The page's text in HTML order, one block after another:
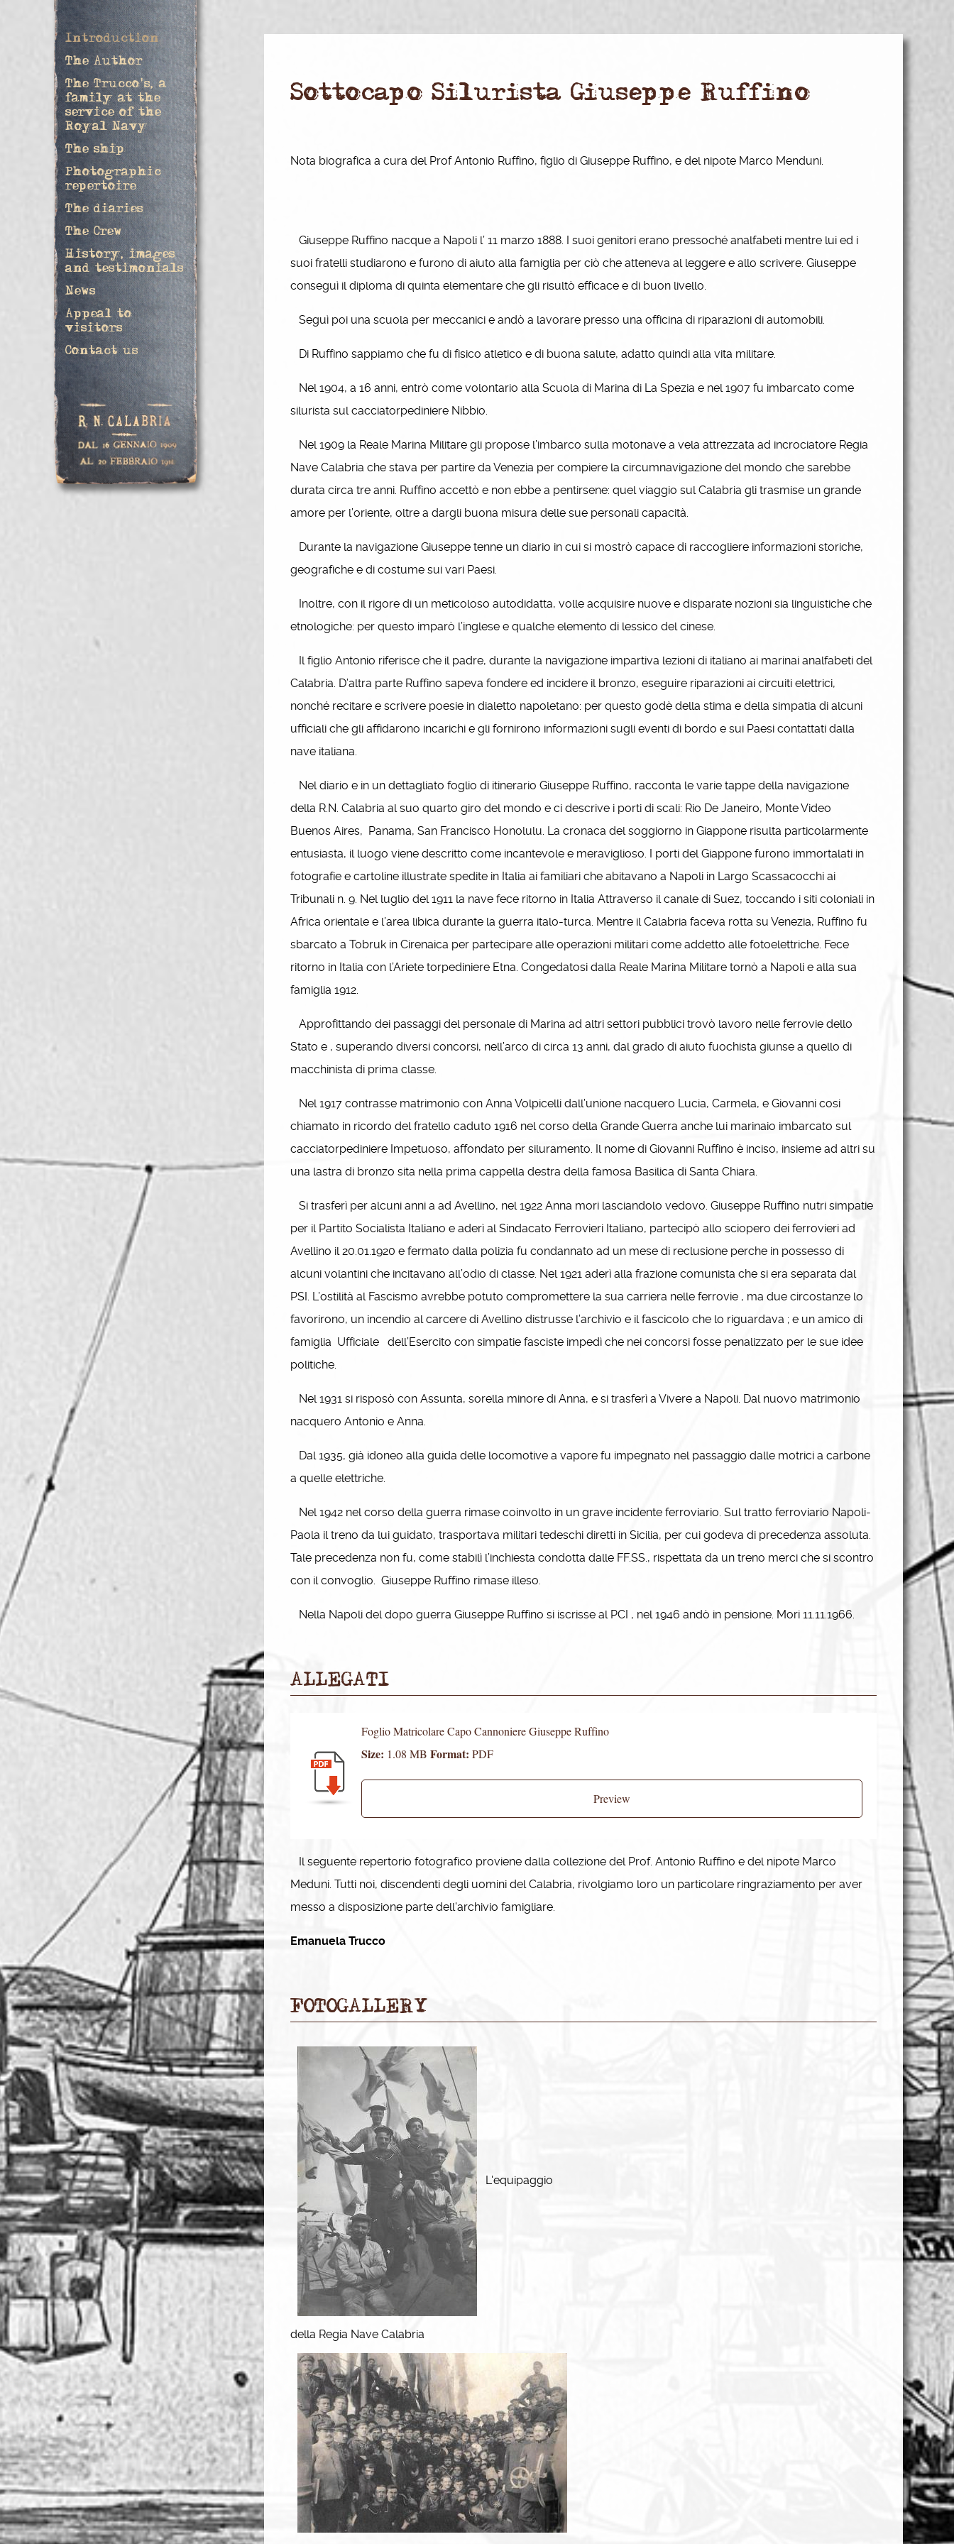
Introduction
The Author
The Trucco's, a
family at the
service of the
Royal Navy
The ship
Photographic
repertoire
The diaries
The Crew
History, images
and testimonials
News
Appeal to
visitors
Contact us
Sottocapo Silurista Giuseppe Ruffino
Nota biografica a cura del Prof Antonio Ruffino, figlio di Giuseppe Ruffino, e del nipote Marco Menduni.
Giuseppe Ruffino nacque a Napoli l’ 11 marzo 1888. I suoi genitori erano pressoché analfabeti mentre lui ed i
suoi fratelli studiarono e furono di aiuto alla famiglia per ciò che atteneva al leggere e allo scrivere. Giuseppe
conseguì il diploma di quinta elementare che gli risultò efficace e di buon livello.
Seguì poi una scuola per meccanici e andò a lavorare presso una officina di riparazioni di automobili.
Di Ruffino sappiamo che fu di fisico atletico e di buona salute, adatto quindi alla vita militare.
Nel 1904, a 16 anni, entrò come volontario alla Scuola di Marina di La Spezia e nel 1907 fu imbarcato come
silurista sul cacciatorpediniere Nibbio.
Nel 1909 la Reale Marina Militare gli propose l’imbarco sulla motonave a vela attrezzata ad incrociatore Regia
Nave Calabria che stava per partire da Venezia per compiere la circumnavigazione del mondo che sarebbe
durata circa tre anni. Ruffino accettò e non ebbe a pentirsene: quel viaggio sul Calabria gli trasmise un grande
amore per l’oriente, oltre a dargli buona misura delle sue personali capacità.
Durante la navigazione Giuseppe tenne un diario in cui si mostrò capace di raccogliere informazioni storiche,
geografiche e di costume sui vari Paesi.
Inoltre, con il rigore di un meticoloso autodidatta, volle acquisire nuove e disparate nozioni sia linguistiche che
etnologiche: per questo imparò l’inglese e qualche elemento di lessico del cinese.
Il figlio Antonio riferisce che il padre, durante la navigazione impartiva lezioni di italiano ai marinai analfabeti del
Calabria. D’altra parte Ruffino sapeva fondere ed incidere il bronzo, eseguire riparazioni ai circuiti elettrici,
nonché recitare e scrivere poesie in dialetto napoletano: per questo godè della stima e della simpatia di alcuni
ufficiali che gli affidarono incarichi e gli fornirono informazioni sugli eventi di bordo e sui Paesi contattati dalla
nave italiana.
Nel diario e in un dettagliato foglio di itinerario Giuseppe Ruffino, racconta le varie tappe della navigazione
della R.N. Calabria al suo quarto giro del mondo e ci descrive i porti di scali: Rio De Janeiro, Monte Video
Buenos Aires, Panama, San Francisco Honolulu. La cronaca del soggiorno in Giappone risulta particolarmente
entusiasta, il luogo viene descritto come incantevole e meraviglioso. I porti del Giappone furono immortalati in
fotografie e cartoline illustrate spedite in Italia ai familiari che abitavano a Napoli in Largo Scassacocchi ai
Tribunali n. 9. Nel luglio del 1911 la nave fece ritorno in Italia Attraverso il canale di Suez, toccando i siti coloniali in
Africa orientale e l’area libica durante la guerra italo-turca. Mentre il Calabria faceva rotta su Venezia, Ruffino fu
sbarcato a Tobruk in Cirenaica per partecipare alle operazioni militari come addetto alle fotoelettriche. Fece
ritorno in Italia con l’Ariete torpediniere Etna. Congedatosi dalla Reale Marina Militare tornò a Napoli e alla sua
famiglia 1912.
Approfittando dei passaggi del personale di Marina ad altri settori pubblici trovò lavoro nelle ferrovie dello
Stato e , superando diversi concorsi, nell’arco di circa 13 anni, dal grado di aiuto fuochista giunse a quello di
macchinista di prima classe.
Nel 1917 contrasse matrimonio con Anna Volpicelli dall’unione nacquero Lucia, Carmela, e Giovanni cosi
chiamato in ricordo del fratello caduto 1916 nel corso della Grande Guerra anche lui marinaio imbarcato sul
cacciatorpediniere Impetuoso, affondato per siluramento. Il nome di Giovanni Ruffino è inciso, insieme ad altri su
una lastra di bronzo sita nella prima cappella destra della famosa Basilica di Santa Chiara.
Si trasferì per alcuni anni a ad Avellino, nel 1922 Anna mori lasciandolo vedovo. Giuseppe Ruffino nutri simpatie
per il Partito Socialista Italiano e aderì al Sindacato Ferrovieri Italiano, partecipò allo sciopero dei ferrovieri ad
Avellino il 20.01.1920 e fermato dalla polizia fu condannato ad un mese di reclusione perche in possesso di
alcuni volantini che incitavano all’odio di classe. Nel 1921 aderì alla frazione comunista che si era separata dal
PSI. L’ostilità al Fascismo avrebbe potuto compromettere la sua carriera nelle ferrovie , ma due circostanze lo
favorirono, un incendio al carcere di Avellino distrusse l’archivio e il fascicolo che lo riguardava ; e un amico di
famiglia Ufficiale dell’Esercito con simpatie fasciste impedì che nei concorsi fosse penalizzato per le sue idee
politiche.
Nel 1931 si risposò con Assunta, sorella minore di Anna, e si trasferì a Vivere a Napoli. Dal nuovo matrimonio
nacquero Antonio e Anna.
Dal 1935, già idoneo alla guida delle locomotive a vapore fu impegnato nel passaggio dalle motrici a carbone
a quelle elettriche.
Nel 1942 nel corso della guerra rimase coinvolto in un grave incidente ferroviario. Sul tratto ferroviario Napoli-
Paola il treno da lui guidato, trasportava militari tedeschi diretti in Sicilia, per cui godeva di precedenza assoluta.
Tale precedenza non fu, come stabilì l’inchiesta condotta dalle FF.SS., rispettata da un treno merci che si scontro
con il convoglio. Giuseppe Ruffino rimase illeso.
Nella Napoli del dopo guerra Giuseppe Ruffino si iscrisse al PCI , nel 1946 andò in pensione. Mori 11.11.1966.
ALLEGATI
Foglio Matricolare Capo Cannoniere Giuseppe Ruffino
Size: 1.08 MB Format: PDF
Preview
Il seguente repertorio fotografico proviene dalla collezione del Prof. Antonio Ruffino e del nipote Marco
Meduni. Tutti noi, discendenti degli uomini del Calabria, rivolgiamo loro un particolare ringraziamento per aver
messo a disposizione parte dell'archivio famigliare.
Emanuela Trucco
FOTOGALLERY
L'equipaggio
della Regia Nave Calabria